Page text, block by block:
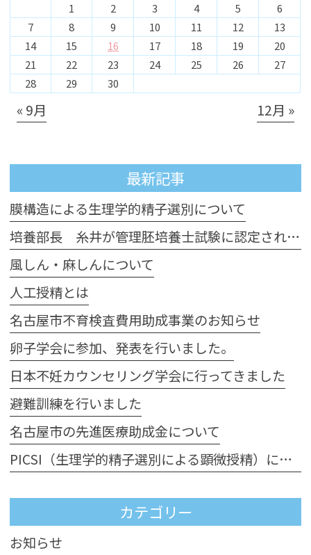
1 2 3 4 5
6
7
8 9 10 11 12
13
14
15 16 17 18 19
20
21
22 23 24 25 26
27
28
29 30
« 9月 12月 »
最新記事
膜構造による生理学的精子選別について
培養部長 糸井が管理胚培養士試験に認定されました
風しん・麻しんについて
人工授精とは
名古屋市不育検査費用助成事業のお知らせ
卵子学会に参加、発表を行いました。
日本不妊カウンセリング学会に行ってきました
避難訓練を行いました
名古屋市の先進医療助成金について
PICSI（生理学的精子選別による顕微授精）について
カテゴリー
お知らせ